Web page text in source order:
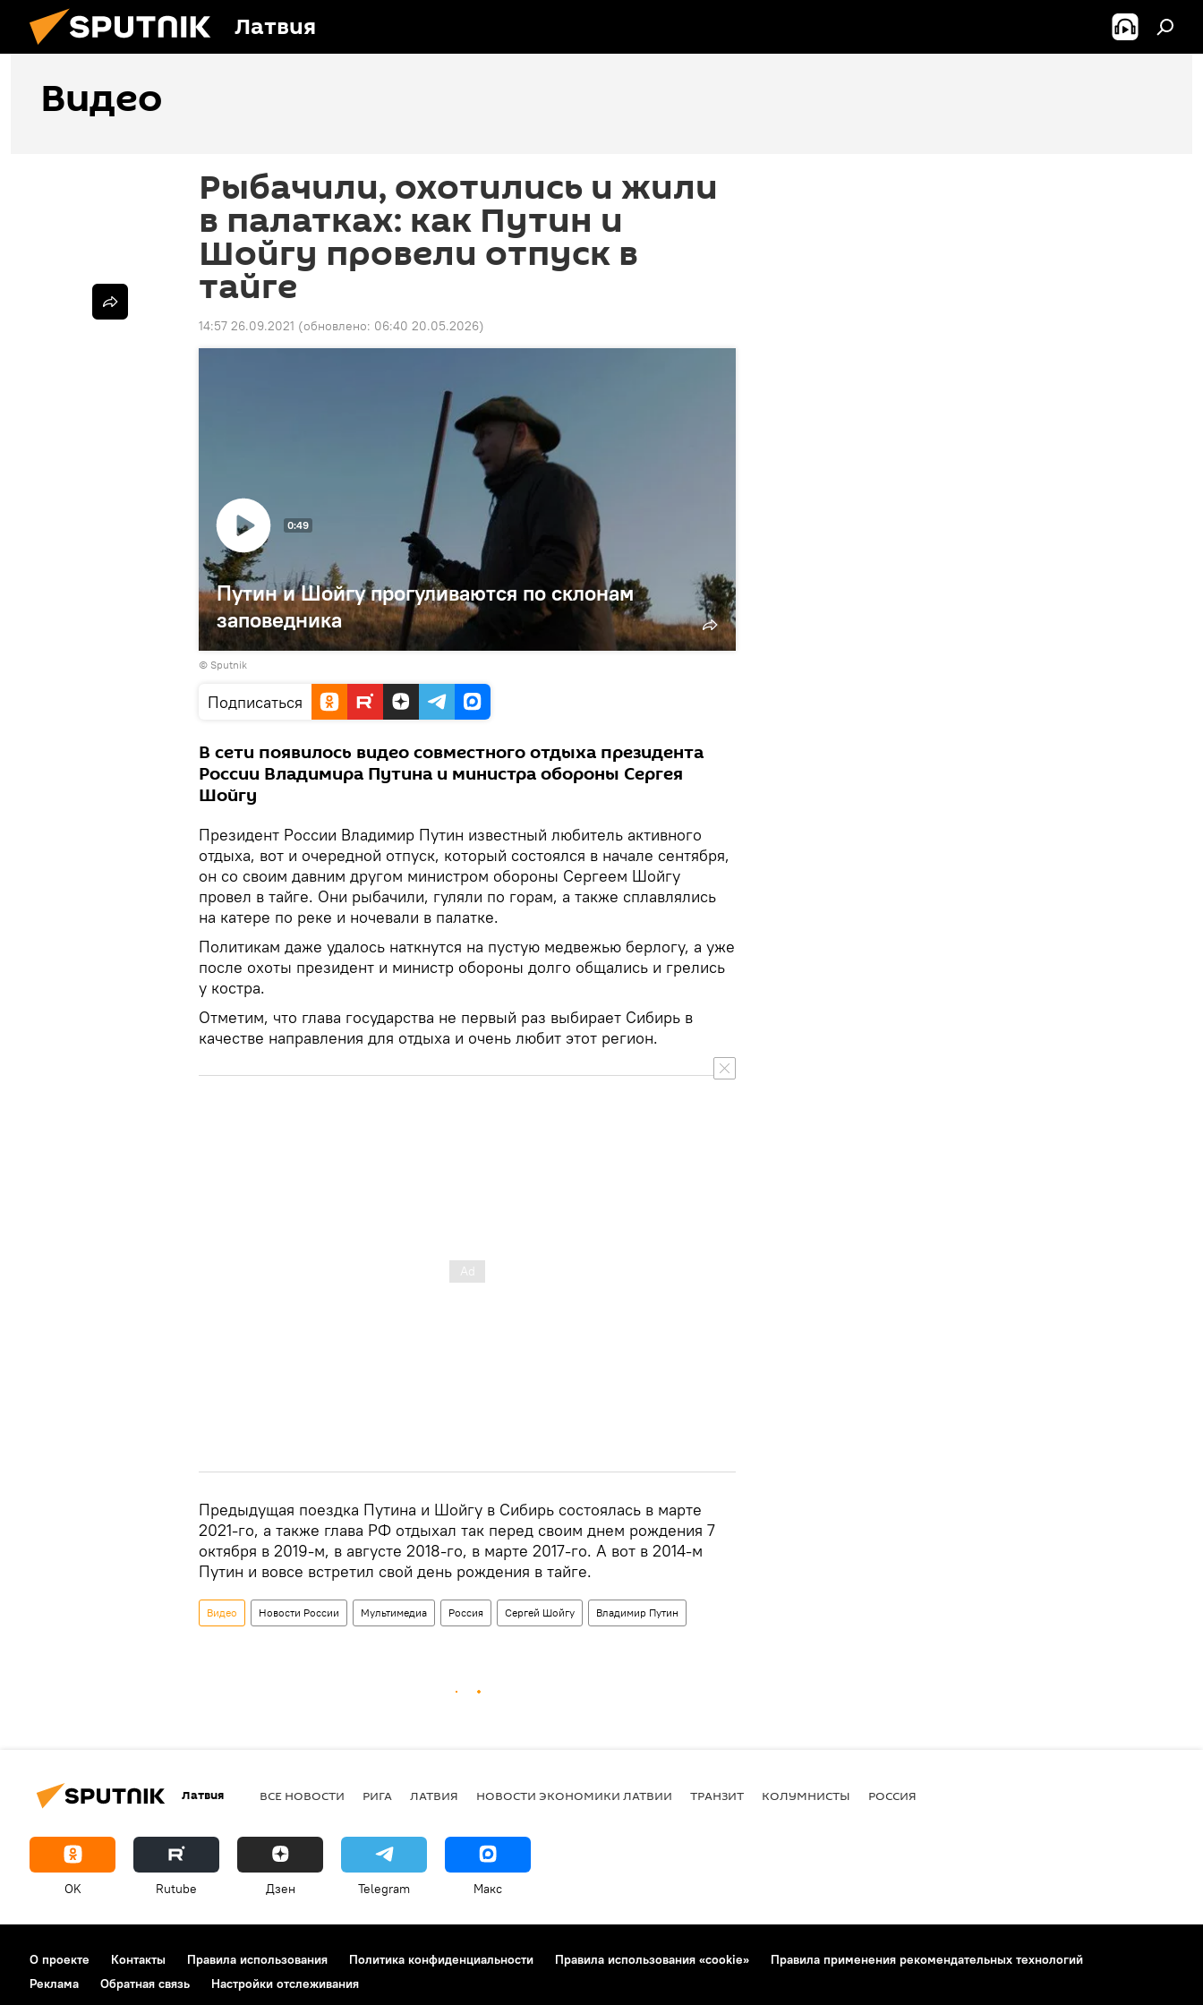
Латвия
Видео
Рыбачили, охотились и жили
в палатках: как Путин и
Шойгу провели отпуск в
тайге
14:57 26.09.2021 (обновлено: 06:40 20.05.2026)
Путин и Шойгу прогуливаются по склонам
заповедника
0:49
© Sputnik
Подписаться
В сети появилось видео совместного отдыха президента
России Владимира Путина и министра обороны Сергея
Шойгу
Президент России Владимир Путин известный любитель активного
отдыха, вот и очередной отпуск, который состоялся в начале сентября,
он со своим давним другом министром обороны Сергеем Шойгу
провел в тайге. Они рыбачили, гуляли по горам, а также сплавлялись
на катере по реке и ночевали в палатке.
Политикам даже удалось наткнутся на пустую медвежью берлогу, а уже
после охоты президент и министр обороны долго общались и грелись
у костра.
Отметим, что глава государства не первый раз выбирает Сибирь в
качестве направления для отдыха и очень любит этот регион.
Предыдущая поездка Путина и Шойгу в Сибирь состоялась в марте
2021-го, а также глава РФ отдыхал так перед своим днем рождения 7
октября в 2019-м, в августе 2018-го, в марте 2017-го. А вот в 2014-м
Путин и вовсе встретил свой день рождения в тайге.
Видео Новости России Мультимедиа Россия Сергей Шойгу Владимир Путин
Латвия ВСЕ НОВОСТИ РИГА ЛАТВИЯ НОВОСТИ ЭКОНОМИКИ ЛАТВИИ ТРАНЗИТ КОЛУМНИСТЫ РОССИЯ
OK Rutube Дзен Telegram Макс
О проекте Контакты Правила использования Политика конфиденциальности Правила использования «cookie»
Правила применения рекомендательных технологий
Реклама
Обратная связь Настройки отслеживания